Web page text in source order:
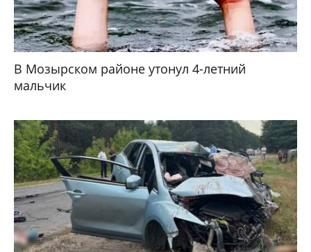
В Мозырском районе утонул 4-летний
мальчик